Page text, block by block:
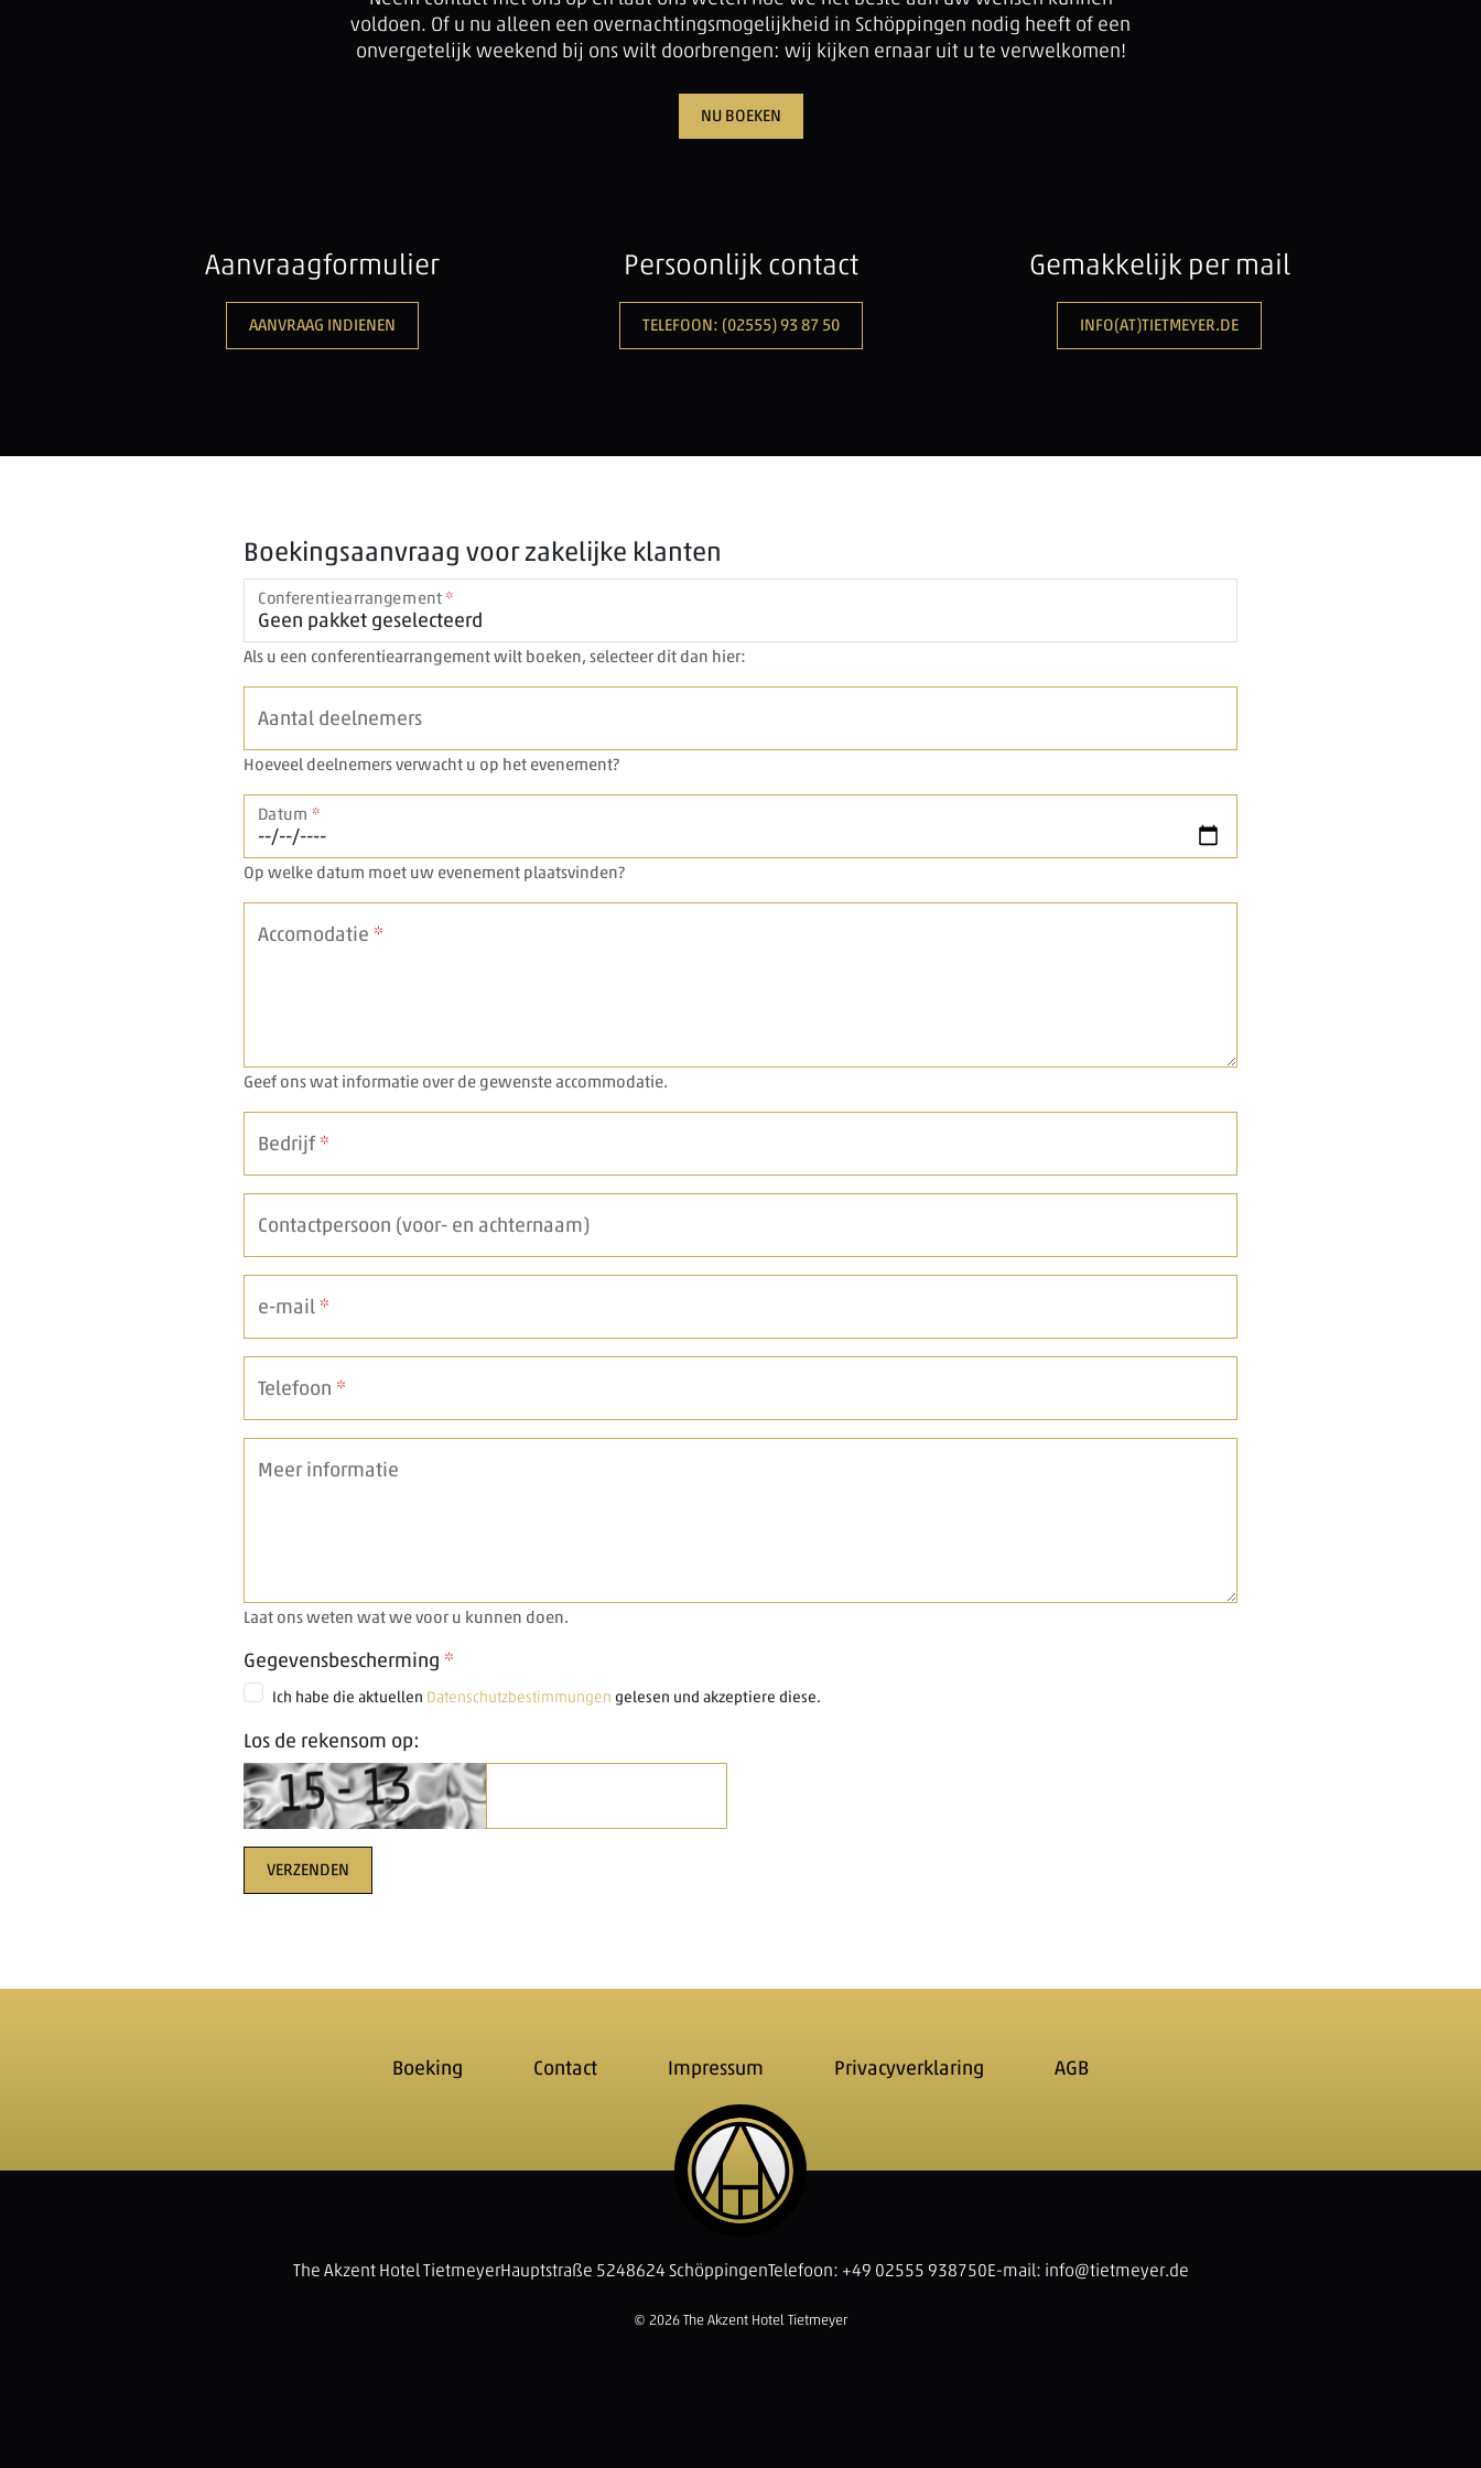
voldoen. Of u nu alleen een overnachtingsmogelijkheid in Schöppingen nodig heeft of een
onvergetelijk weekend bij ons wilt doorbrengen: wij kijken ernaar uit u te verwelkomen!
NU BOEKEN
Aanvraagformulier
AANVRAAG INDIENEN
Persoonlijk contact
TELEFOON: (02555) 93 87 50
Gemakkelijk per mail
INFO(AT)TIETMEYER.DE
Boekingsaanvraag voor zakelijke klanten
Conferentiearrangement *
Als u een conferentiearrangement wilt boeken, selecteer dit dan hier:
Aantal deelnemers
Hoeveel deelnemers verwacht u op het evenement?
Datum *
Op welke datum moet uw evenement plaatsvinden?
Accomodatie *
Geef ons wat informatie over de gewenste accommodatie.
Bedrijf*
Contactpersoon (voor- en achternaam)
e-mail *
Telefoon *
Meer informatie
Laat ons weten wat we voor u kunnen doen.
Gegevensbescherming *
Ich habe die aktuellen Datenschutzbestimmungen gelesen und akzeptiere diese.
Los de rekensom op:
Boeking Contact Impressum Privacyverklaring AGB
The Akzent Hotel TietmeyerHauptstraße 5248624 SchöppingenTelefoon: +49 02555 938750E-mail: info@tietmeyer.de
© 2026 The Akzent Hotel Tietmeyer